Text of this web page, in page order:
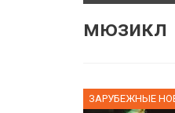
мюзикл